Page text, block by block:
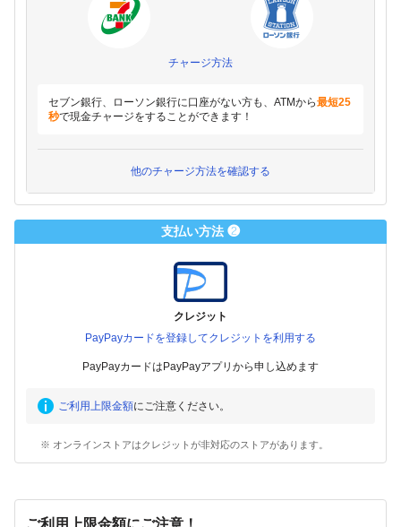
チャージ方法
セブン銀行、ローソン銀行に口座がない方も、ATMから最短25
秒で現金チャージをすることができます！
他のチャージ方法を確認する
支払い方法 ❷
クレジット
PayPayカードを登録してクレジットを利用する
PayPayカードはPayPayアプリから申し込めます
ご利用上限金額にご注意ください。
※ オンラインストアはクレジットが非対応のストアがあります。
ご利用上限金額にご注意！